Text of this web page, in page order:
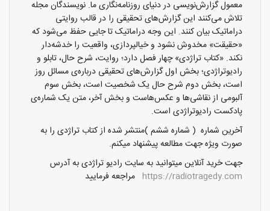
معمول گزارش‌نویسی در دنیای روزنامه‌نگاری ما. نویسندگان مجله
تلاش می‌کنند این گزارش‌های تحقیقی را در قالب روایتی
دراماتیک بیان کنند. این وجه دراماتیک تا جایی حفظ می‌شود که
«حقیقت» مخدوش نشود و خیالپردازی، واقعیت را خدشه‌دار
نکند. «کتاب تراژدی» چهار فصل دارد؛ روایت، شرح حال، تابلو و
رادیوتراژدی؛ بخش اول گزارش‌های تحقیقی درباره‌ی مسائل روز
است، بخش دوم شرح حال یک شخصیت است، بخش سوم
آلبومی از نقاشی‌ها و عکس‌هاست و بخش آخر، متن یک شماره‌ی
پادکست رادیوتراژدی است.
آخرین شماره ( شماره ششم )منتشر شده از کتاب تراژدی را به
صورت ویژه جهت مطالعه پیشنهاد میکنم.
جهت خرید آنلاین میتوانید به سایت رادیو تراژدی به آدرس
https://radiotragedy.com مراجعه فرمایید